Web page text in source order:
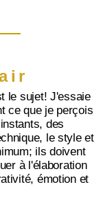
le sujet! J'essaie
ce que je perçois
des
le style et
ils doivent
à l'élaboration
émotion et